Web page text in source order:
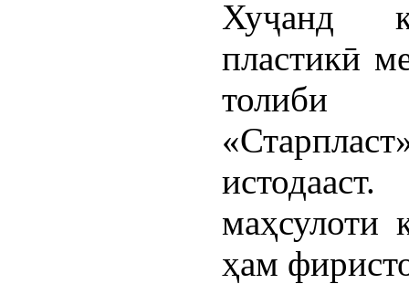
Хуҷанд
пластикӣ
толиби
маҳсулоти
ҳам